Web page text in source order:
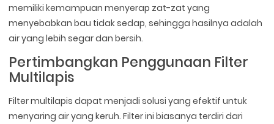
memiliki kemampuan menyerap zat-zat yang
menyebabkan bau tidak sedap, sehingga hasilnya adalah
air yang lebih segar dan bersih.
Pertimbangkan Penggunaan Filter
Multilapis
Filter multilapis dapat menjadi solusi yang efektif untuk
menyaring air yang keruh. Filter ini biasanya terdiri dari